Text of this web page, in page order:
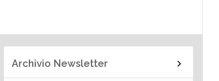
Archivio Newsletter